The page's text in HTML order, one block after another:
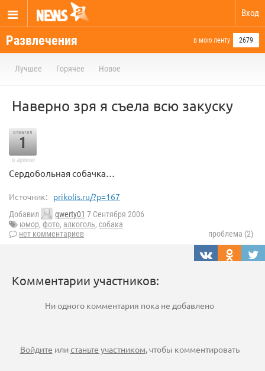
Вход
Развлечения в мою ленту 2679
Лучшее Горячее Новое
Наверно зря я съела всю закуску
отметил
1
в архиве
Сердобольная собачка…
Источник: prikolis.ru/?p=167
Добавил qwerty01 7 Сентября 2006
юмор, фото, алкоголь, собака
нет комментариев
проблема (2)
Комментарии участников:
Ни одного комментария пока не добавлено
Войдите илистаньте участником, чтобы комментировать